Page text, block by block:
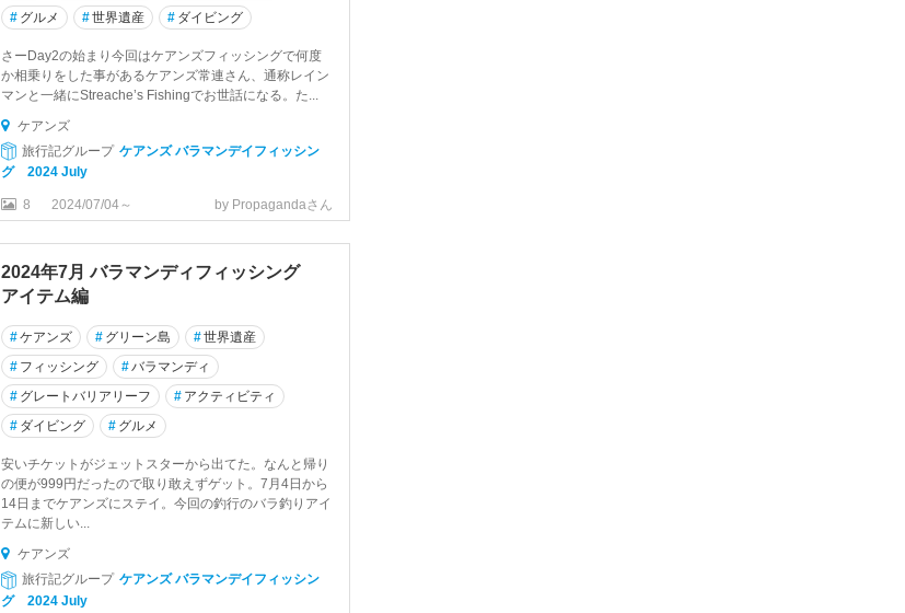
# グルメ #世界遺産 # ダイビング
さーDay2の始まり今回はケアンズフィッシングで何度
か相乗りをした事があるケアンズ常連さん、通称レイン
マンと一緒にStreache’s Fishingでお世話になる。た...
ケアンズ
旅行記グループ ケアンズ バラマンデイフィッシン
グ 2024 July
8 2024/07/04～ by Propagandaさん
2024年7月 バラマンディフィッシング
アイテム編
#ケアンズ # グリーン島 #世界遺産
# フィッシング #バラマンディ
# グレートバリアリーフ # アクティビティ
# ダイビング # グルメ
安いチケットがジェットスターから出てた。なんと帰り
の便が999円だったので取り敢えずゲット。7月4日から
14日までケアンズにステイ。今回の釣行のバラ釣りアイ
テムに新しい...
ケアンズ
旅行記グループ ケアンズ バラマンデイフィッシン
グ 2024 July